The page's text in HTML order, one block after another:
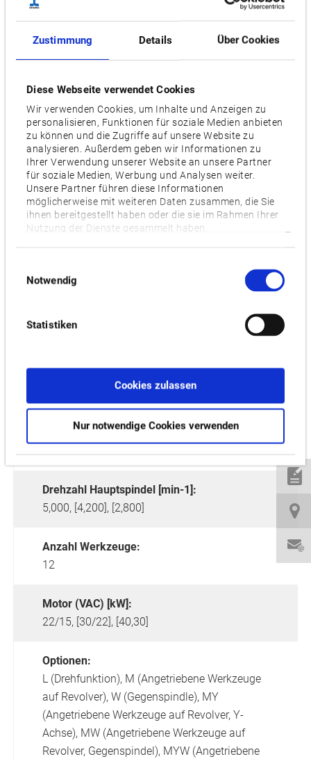
Zustimmung Details Über Cookies
Diese Webseite verwendet Cookies
Wir verwenden Cookies, um Inhalte und Anzeigen zu
personalisieren, Funktionen für soziale Medien anbieten
zu können und die Zugriffe auf unsere Website zu
analysieren. Außerdem geben wir Informationen zu
Ihrer Verwendung unserer Website an unsere Partner
für soziale Medien, Werbung und Analysen weiter.
Unsere Partner führen diese Informationen
möglicherweise mit weiteren Daten zusammen, die Sie
ihnen bereitgestellt haben oder die sie im Rahmen Ihrer
Nutzung der Dienste gesammelt haben.
Notwendig
Statistiken
Cookies zulassen
Nur notwendige Cookies verwenden
L (Drehfunktion),
M (Angetriebene Werkzeuge auf
Achse)
Videos / Downloads
ZUGEHÖRIGE PRODUKTE:
LB3000 EX III
Max. Drehlänge [mm]:
Drehzahl Hauptspindel [min-1]:
5,000, [4,200], [2,800]
Anzahl Werkzeuge:
12
Motor (VAC) [kW]:
22/15, [30/22], [40,30]
Optionen:
L (Drehfunktion), M (Angetriebene Werkzeuge
auf Revolver), W (Gegenspindle), MY
(Angetriebene Werkzeuge auf Revolver, Y-
Achse), MW (Angetriebene Werkzeuge auf
Revolver, Gegenspindel), MYW (Angetriebene